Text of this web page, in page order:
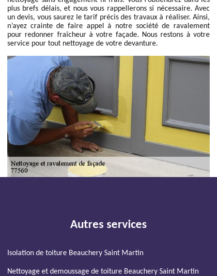
plus brefs délais, et nous vous rappellerons si nécessaire. Avec
un devis, vous saurez le tarif précis des travaux à réaliser. Ainsi,
n’ayez crainte de faire appel à notre société de ravalement
pour redonner fraîcheur à votre façade. Nous restons à votre
service pour tout nettoyage de votre devanture.
Autres services
Isolation de toiture Beauchery Saint Martin
Nettoyage et demoussage de toiture Beauchery Saint Martin